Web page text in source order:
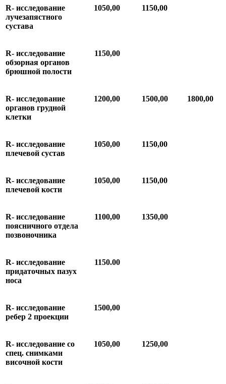
R- исследование
лучезапястного
сустава
1050,00 1150,00
R- исследование
обзорная органов
брюшной полости
1150,00
R- исследование
органов грудной
клетки
1200,00 1500,00 1800,00
R- исследование
плечевой сустав
1050,00 1150,00
R- исследование
плечевой кости
1050,00 1150,00
R- исследование
поясничного отдела
позвоночника
1100,00 1350,00
R- исследование
придаточных пазух
носа
1150.00
R- исследование
ребер 2 проекции
1500,00
R- исследование со
спец. снимками
височной кости
1050,00 1250,00